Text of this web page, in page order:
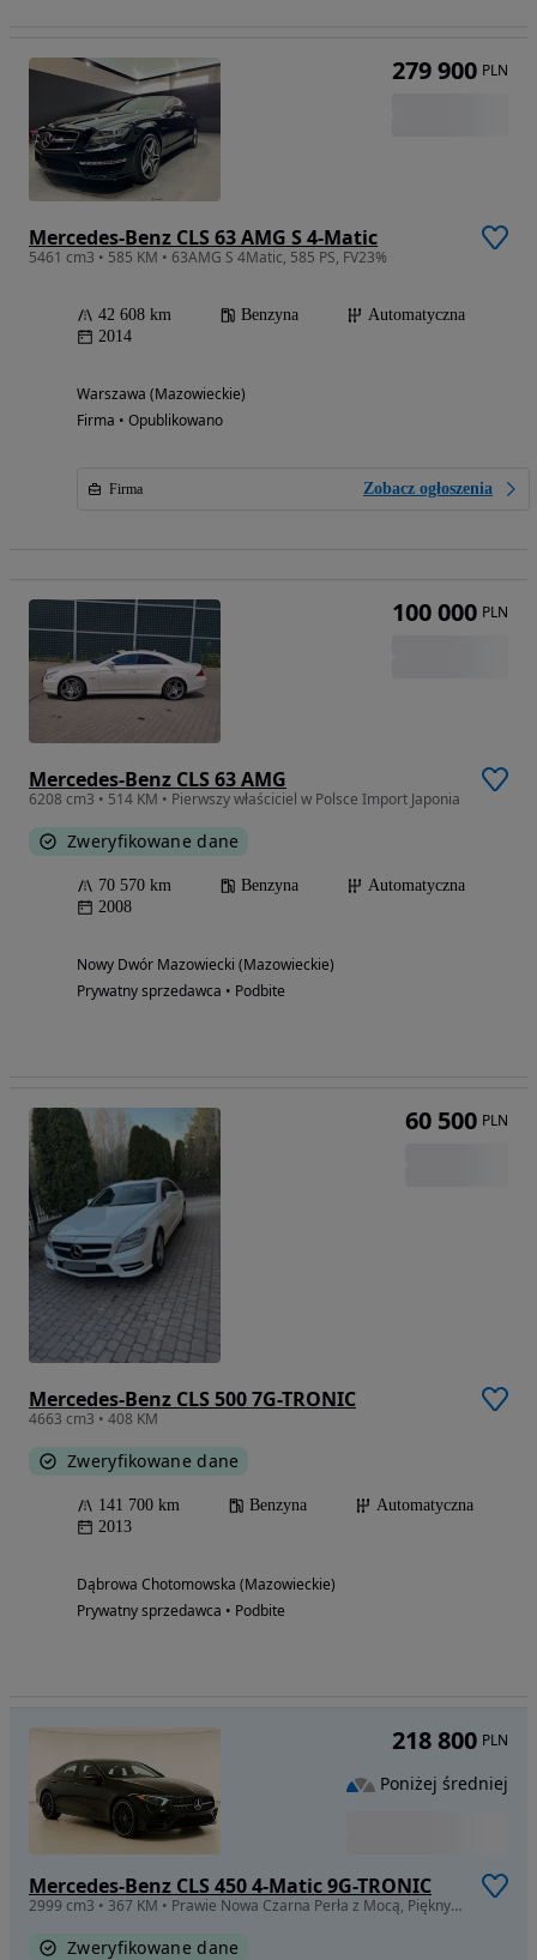
Mercedes-Benz CLS 63 AMG S 4-Matic
5461 cm3 • 585 KM • 63AMG S 4Matic, 585 PS, FV23%
42 608 km Benzyna
Automatyczna
2014
Warszawa (Mazowieckie)
Firma • Opublikowano
Firma Zobacz ogłoszenia
279 900 PLN
Mercedes-Benz CLS 63 AMG
6208 cm3 • 514 KM • Pierwszy właściciel w Polsce Import Japonia
Zweryfikowane dane
70 570 km Benzyna
Automatyczna
2008
Nowy Dwór Mazowiecki (Mazowieckie)
Prywatny sprzedawca • Podbite
100 000 PLN
Mercedes-Benz CLS 500 7G-TRONIC
4663 cm3 • 408 KM
Zweryfikowane dane
141 700 km Benzyna
Automatyczna
2013
Dąbrowa Chotomowska (Mazowieckie)
Prywatny sprzedawca • Podbite
60 500 PLN
Mercedes-Benz CLS 450 4-Matic 9G-TRONIC
2999 cm3 • 367 KM • Prawie Nowa Czarna Perła z Mocą, Pięknym wnętrzem i wyposażeniem
Zweryfikowane dane
218 800 PLN
Poniżej średniej